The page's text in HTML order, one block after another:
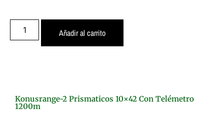
Añadir al carrito
Konusrange-2 Prismaticos 10×42 Con Telémetro
1200m